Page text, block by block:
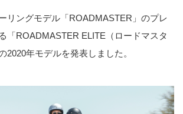
リングモデル「ROADMASTER」のプレ
「ROADMASTER ELITE（ロードマスタ
2020年モデルを発表しました。